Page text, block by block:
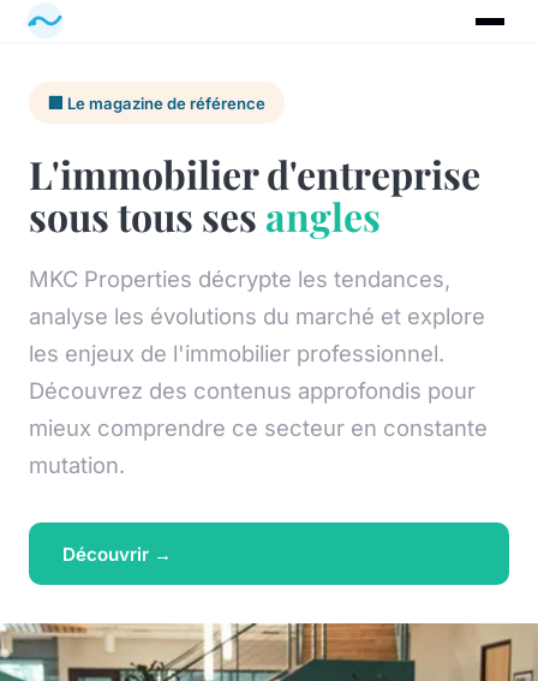
🏢 Le magazine de référence
L'immobilier d'entreprise
sous tous ses angles
MKC Properties décrypte les tendances,
analyse les évolutions du marché et explore
les enjeux de l'immobilier professionnel.
Découvrez des contenus approfondis pour
mieux comprendre ce secteur en constante
mutation.
Découvrir →